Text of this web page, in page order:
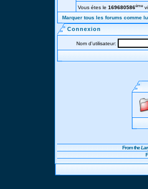
Vous étes le 169680586éme
Marquer tous les forums comme
Connexion
Nom d'utilisateur:
From the